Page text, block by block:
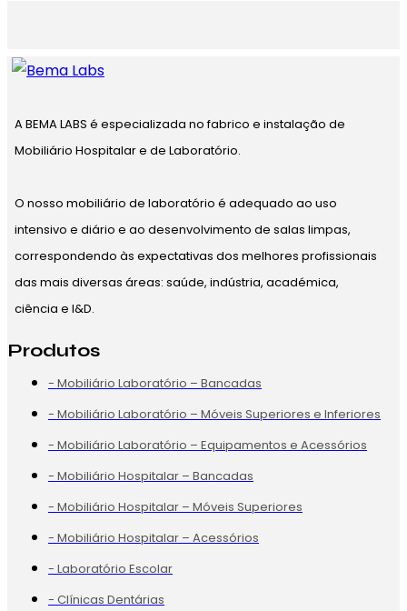
A BEMA LABS é especializada no fabrico e instalação de
Mobiliário Hospitalar e de Laboratório.
O nosso mobiliário de laboratório é adequado ao uso
intensivo e diário e ao desenvolvimento de salas limpas,
correspondendo às expectativas dos melhores profissionais
das mais diversas áreas: saúde, indústria, académica,
ciência e I&D.
Produtos
- Mobiliário Laboratório – Bancadas
- Mobiliário Laboratório – Móveis Superiores e Inferiores
- Mobiliário Laboratório – Equipamentos e Acessórios
- Mobiliário Hospitalar – Bancadas
- Mobiliário Hospitalar – Móveis Superiores
- Mobiliário Hospitalar – Acessórios
- Laboratório Escolar
- Clínicas Dentárias